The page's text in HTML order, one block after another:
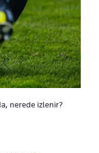
nerede izlenir?